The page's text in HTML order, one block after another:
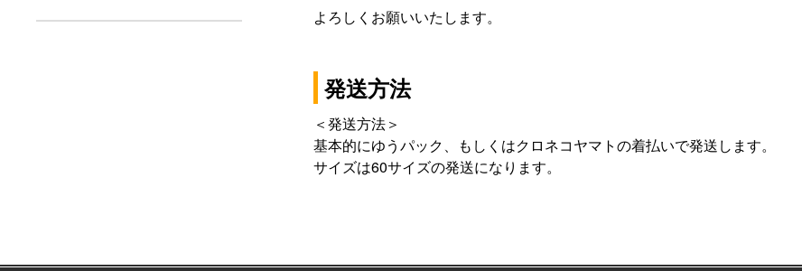
よろしくお願いいたします。
発送方法
＜発送方法＞
基本的にゆうパック、もしくはクロネコヤマトの着払いで発送します。
サイズは60サイズの発送になります。